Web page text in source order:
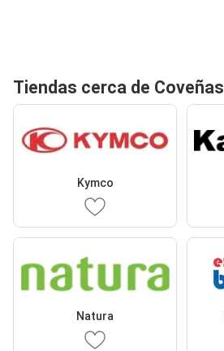
Tiendas cerca de Coveñas
Kymco
Natura